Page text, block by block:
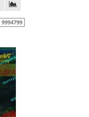
9994799